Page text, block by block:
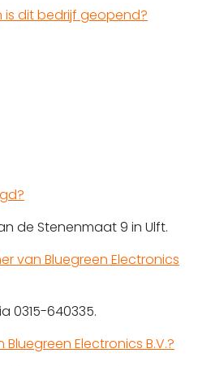
is dit bedrijf geopend?
de Stenenmaat 9 in Ulft.
van Bluegreen Electronics
0315-640335.
Electronics B.V.?